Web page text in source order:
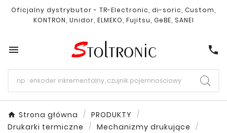
Oficjalny dystrybutor - TR-Electronic, di-soric, Custom,
KONTRON, Unidor, ELMEKO, Fujitsu, GeBE, SANEI
 call
Strona główna
PRODUKTY
Drukarki termiczne
Mechanizmy drukujące